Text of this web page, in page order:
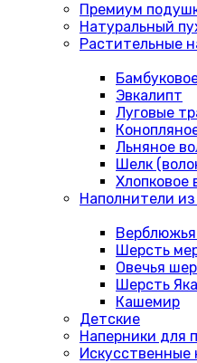
Премиум
Натуральный
Растительные
Эвкалипт
Луговые
Льняное
Шелк
Хлопковое
Наполнители
Шерсть
Овечья
Шерсть Яка
Кашемир
Детские
Наперники для
Искусственные